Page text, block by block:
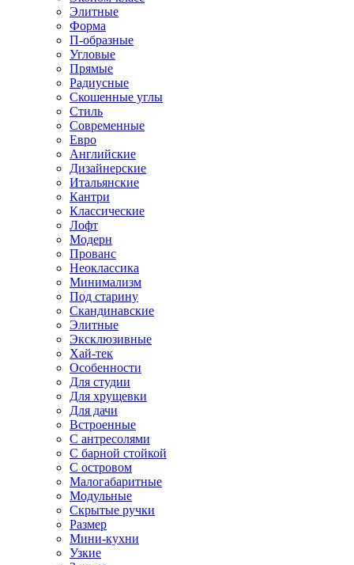
Элитные
Форма
П-образные
Угловые
Прямые
Радиусные
Скошенные углы
Стиль
Современные
Евро
Английские
Дизайнерские
Итальянские
Кантри
Классические
Лофт
Модерн
Прованс
Неоклассика
Минимализм
Под старину
Скандинавские
Элитные
Эксклюзивные
Хай-тек
Особенности
Для студии
Для хрущевки
Для дачи
Встроенные
С антресолями
С барной стойкой
С островом
Малогабаритные
Модульные
Скрытые ручки
Размер
Мини-кухни
Узкие